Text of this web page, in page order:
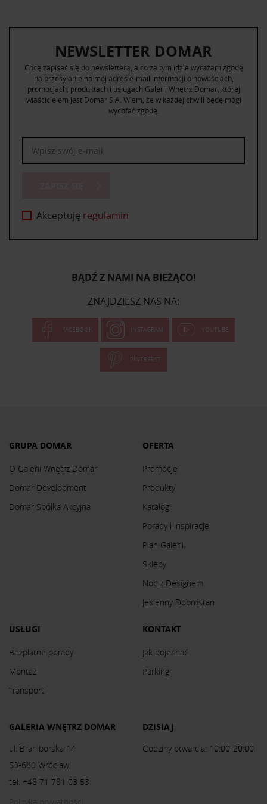
NEWSLETTER DOMAR
Chcę zapisać się do newslettera, a co za tym idzie wyrażam zgodę
na przesyłanie na mój adres e-mail informacji o nowościach,
promocjach, produktach i usługach Galerii Wnętrz Domar, której
właścicielem jest Domar S.A. Wiem, że w każdej chwili będę mógł
wycofać zgodę.
Akceptuję regulamin
BĄDŹ Z NAMI NA BIEŻĄCO!
ZNAJDZIESZ NAS NA:
FACEBOOK INSTAGRAM YOUTUBE
PINTEREST
GRUPA DOMAR
O Galerii Wnętrz Domar
Domar Development
Domar Spółka Akcyjna
OFERTA
Promocje
Produkty
Katalog
Porady i inspiracje
Plan Galerii
Sklepy
Noc z Designem
Jesienny Dobrostan
USŁUGI
Bezpłatne porady
Montaż
Transport
KONTAKT
Jak dojechać
Parking
GALERIA WNĘTRZ DOMAR
ul. Braniborska 14
53-680 Wrocław
tel. +48 71 781 03 53
DZISIAJ
Godziny otwarcia: 10:00-20:00